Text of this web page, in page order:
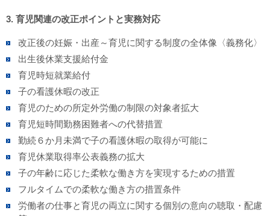
3. 育児関連の改正ポイントと実務対応
改正後の妊娠・出産～育児に関する制度の全体像〈義務化〉
出生後休業支援給付金
育児時短就業給付
子の看護休暇の改正
育児のための所定外労働の制限の対象者拡大
育児短時間勤務困難者への代替措置
勤続６か月未満で子の看護休暇の取得が可能に
育児休業取得率公表義務の拡大
子の年齢に応じた柔軟な働き方を実現するための措置
フルタイムでの柔軟な働き方の措置条件
労働者の仕事と育児の両立に関する個別の意向の聴取・配慮